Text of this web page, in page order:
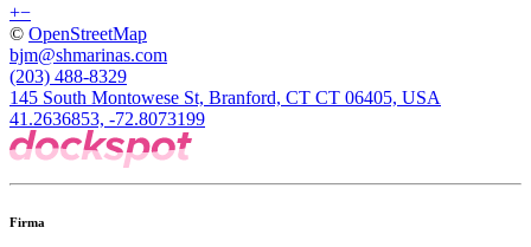
+−
© OpenStreetMap
bjm@shmarinas.com
(203) 488-8329
145 South Montowese St, Branford, CT CT 06405, USA
41.2636853, -72.8073199
Firma